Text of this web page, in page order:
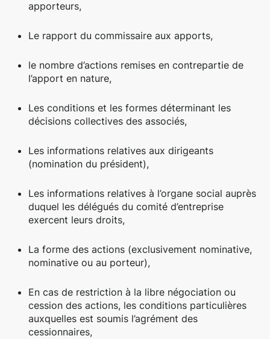
apporteurs,
Le rapport du commissaire aux apports,
le nombre d’actions remises en contrepartie de
l’apport en nature,
Les conditions et les formes déterminant les
décisions collectives des associés,
Les informations relatives aux dirigeants
(nomination du président),
Les informations relatives à l’organe social auprès
duquel les délégués du comité d’entreprise
exercent leurs droits,
La forme des actions (exclusivement nominative,
nominative ou au porteur),
En cas de restriction à la libre négociation ou
cession des actions, les conditions particulières
auxquelles est soumis l’agrément des
cessionnaires,